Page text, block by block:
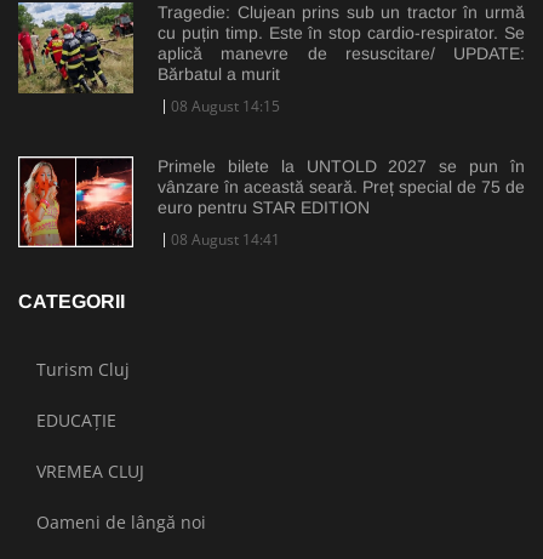
Tragedie: Clujean prins sub un tractor în urmă
cu puțin timp. Este în stop cardio-respirator. Se
aplică manevre de resuscitare/ UPDATE:
Bărbatul a murit
08 August 14:15
Primele bilete la UNTOLD 2027 se pun în
vânzare în această seară. Preț special de 75 de
euro pentru STAR EDITION
08 August 14:41
CATEGORII
Turism Cluj
EDUCAȚIE
VREMEA CLUJ
Oameni de lângă noi